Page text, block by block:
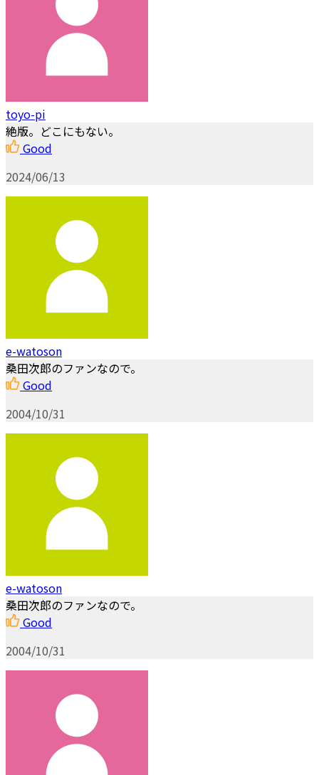
toyo-pi
絶版。どこにもない。
Good
2024/06/13
e-watoson
桑田次郎のファンなので。
Good
2004/10/31
e-watoson
桑田次郎のファンなので。
Good
2004/10/31